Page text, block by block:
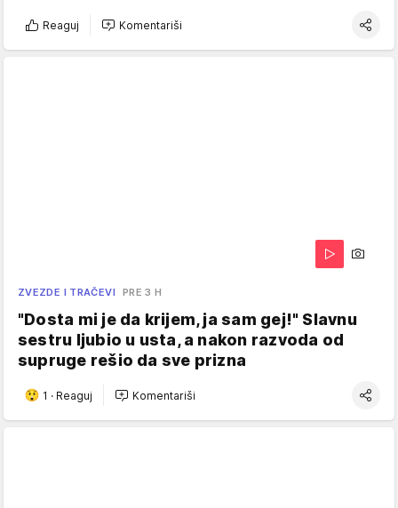
Reaguj Komentariši
ZVEZDE I TRAČEVI PRE 3 H
"Dosta mi je da krijem, ja sam gej!" Slavnu
sestru ljubio u usta, a nakon razvoda od
supruge rešio da sve prizna
1 · Reaguj Komentariši